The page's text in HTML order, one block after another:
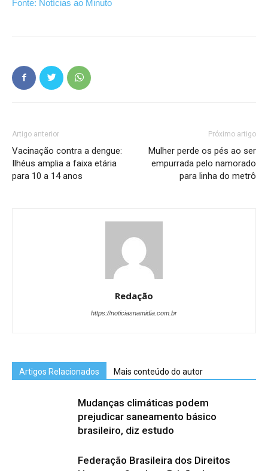
Fonte: Notícias ao Minuto
Artigo anterior
Vacinação contra a dengue:
Ilhéus amplia a faixa etária
para 10 a 14 anos
Próximo artigo
Mulher perde os pés ao ser
empurrada pelo namorado
para linha do metrô
Redação
https://noticiasnamidia.com.br
Artigos Relacionados Mais conteúdo do autor
Mudanças climáticas podem
prejudicar saneamento básico
brasileiro, diz estudo
Federação Brasileira dos Direitos